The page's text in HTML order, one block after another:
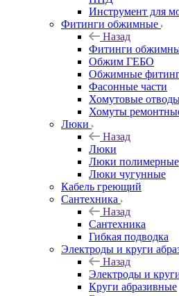
Инструмент для
Фитинги обжимные
Назад
Фитинги
Обжим ГЕБО
Обжимные
Фасонные части
Хомутовые
Хомуты
Люки
Назад
Люки
Люки полимерные
Люки чугунные
Кабель греющий
Сантехника
Назад
Сантехника
Гибкая подводка
Электроды и круги
Назад
Электроды и
Круги абразивные